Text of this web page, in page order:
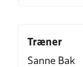
Træner
Sanne Bak